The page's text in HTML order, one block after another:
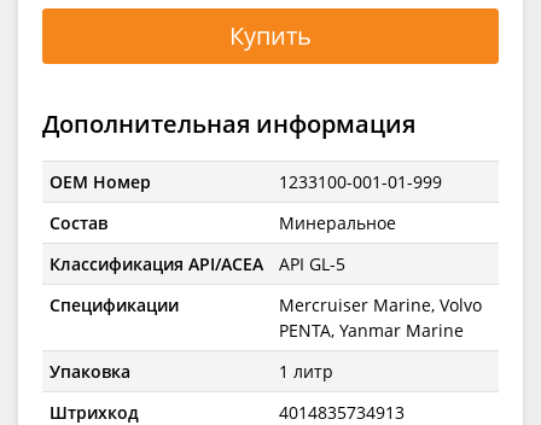
Купить
Дополнительная информация
OEM Номер
1233100-001-01-999
Состав
Минеральное
Классификация API/ACEA
API GL-5
Спецификации
Mercruiser Marine, Volvo
PENTA, Yanmar Marine
Упаковка
1 литр
Штрихкод
4014835734913